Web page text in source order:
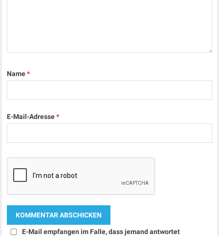
Name*
E-Mail-Adresse*
E-Mail empfangen im Falle, dass jemand antwortet